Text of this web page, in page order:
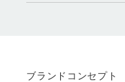
ブランドコンセプト